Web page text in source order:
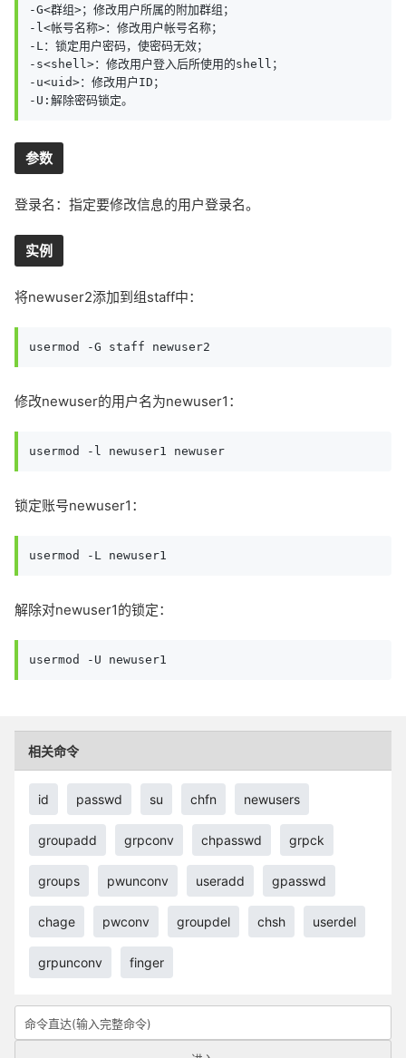
-G<群组>；修改用户所属的附加群组；
-l<帐号名称>：修改用户帐号名称；
-L：锁定用户密码，使密码无效；
-s<shell>：修改用户登入后所使用的shell；
-u<uid>：修改用户ID；
-U:解除密码锁定。
参数
登录名：指定要修改信息的用户登录名。
实例
将newuser2添加到组staff中：
usermod -G staff newuser2
修改newuser的用户名为newuser1：
usermod -l newuser1 newuser
锁定账号newuser1：
usermod -L newuser1
解除对newuser1的锁定：
usermod -U newuser1
相关命令
id passwd su chfn newusers
groupadd grpconv chpasswd grpck
groups pwunconv useradd gpasswd
chage pwconv groupdel chsh userdel
grpunconv finger